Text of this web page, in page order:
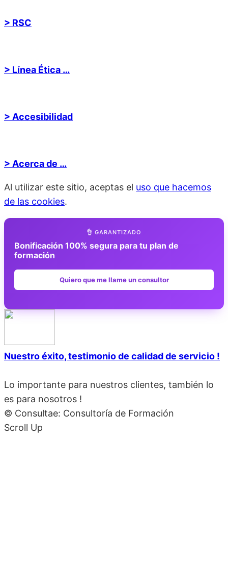
> RSC
> Línea Ética …
> Accesibilidad
> Acerca de …
Al utilizar este sitio, aceptas el uso que hacemos
de las cookies.
👌 GARANTIZADO
Bonificación 100% segura para tu plan de
formación
Quiero que me llame un consultor
Nuestro éxito, testimonio de calidad de servicio !
Lo importante para nuestros clientes, también lo
es para nosotros !
© Consultae: Consultoría de Formación
Scroll Up